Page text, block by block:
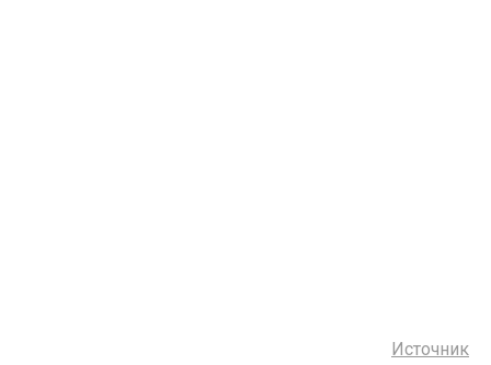
Источник